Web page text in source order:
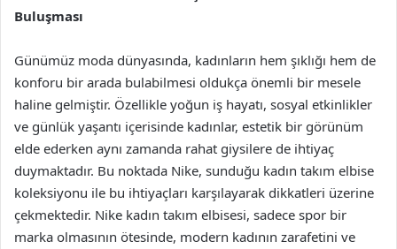
Buluşması
Günümüz moda dünyasında, kadınların hem şıklığı hem de
konforu bir arada bulabilmesi oldukça önemli bir mesele
haline gelmiştir. Özellikle yoğun iş hayatı, sosyal etkinlikler
ve günlük yaşantı içerisinde kadınlar, estetik bir görünüm
elde ederken aynı zamanda rahat giysilere de ihtiyaç
duymaktadır. Bu noktada Nike, sunduğu kadın takım elbise
koleksiyonu ile bu ihtiyaçları karşılayarak dikkatleri üzerine
çekmektedir. Nike kadın takım elbisesi, sadece spor bir
marka olmasının ötesinde, modern kadının zarafetini ve